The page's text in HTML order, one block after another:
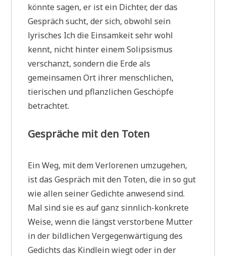
könnte sagen, er ist ein Dichter, der das
Gespräch sucht, der sich, obwohl sein
lyrisches Ich die Einsamkeit sehr wohl
kennt, nicht hinter einem Solipsismus
verschanzt, sondern die Erde als
gemeinsamen Ort ihrer menschlichen,
tierischen und pflanzlichen Geschöpfe
betrachtet.
Gespräche mit den Toten
Ein Weg, mit dem Verlorenen umzugehen,
ist das Gespräch mit den Toten, die in so gut
wie allen seiner Gedichte anwesend sind.
Mal sind sie es auf ganz sinnlich-konkrete
Weise, wenn die längst verstorbene Mutter
in der bildlichen Vergegenwärtigung des
Gedichts das Kindlein wiegt oder in der